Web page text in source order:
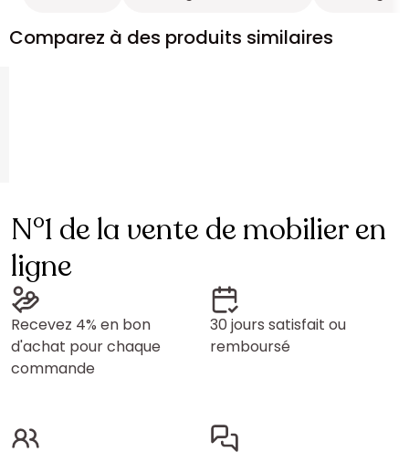
Comparez à des produits similaires
N°1 de la vente de mobilier en
ligne
Recevez 4% en bon
d'achat pour chaque
commande
30 jours satisfait ou
remboursé